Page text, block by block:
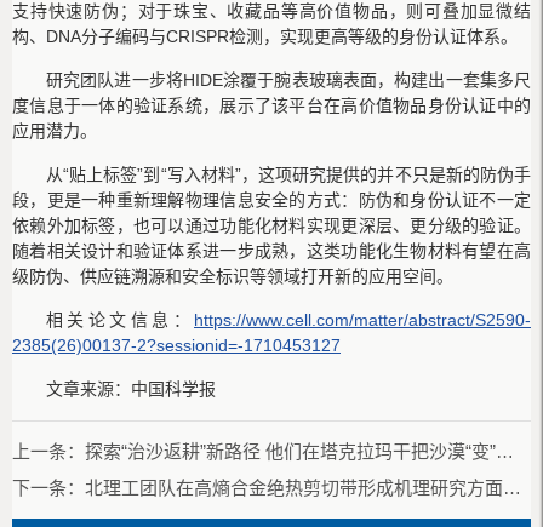
支持快速防伪；对于珠宝、收藏品等高价值物品，则可叠加显微结
构、DNA分子编码与CRISPR检测，实现更高等级的身份认证体系。
研究团队进一步将HIDE涂覆于腕表玻璃表面，构建出一套集多尺
度信息于一体的验证系统，展示了该平台在高价值物品身份认证中的
应用潜力。
从“贴上标签”到“写入材料”，这项研究提供的并不只是新的防伪手
段，更是一种重新理解物理信息安全的方式：防伪和身份认证不一定
依赖外加标签，也可以通过功能化材料实现更深层、更分级的验证。
随着相关设计和验证体系进一步成熟，这类功能化生物材料有望在高
级防伪、供应链溯源和安全标识等领域打开新的应用空间。
相关论文信息： https://www.cell.com/matter/abstract/S2590-
2385(26)00137-2?sessionid=-1710453127
文章来源：中国科学报
上一条： 探索“治沙返耕”新路径 他们在塔克拉玛干把沙漠“变”麦田
下一条： 北理工团队在高熵合金绝热剪切带形成机理研究方面取得新进展